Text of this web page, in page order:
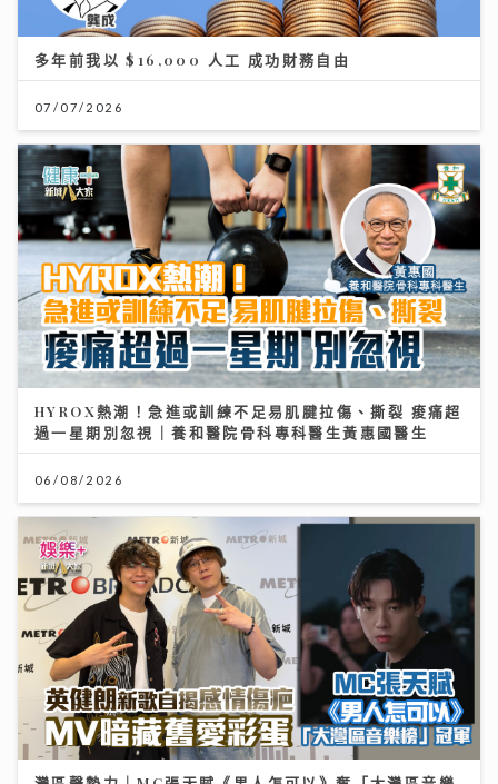
多年前我以 $16,000 人工 成功財務自由
07/07/2026
HYROX熱潮！急進或訓練不足易肌腱拉傷、撕裂 痠痛超
過一星期別忽視｜養和醫院骨科專科醫生黃惠國醫生
06/08/2026